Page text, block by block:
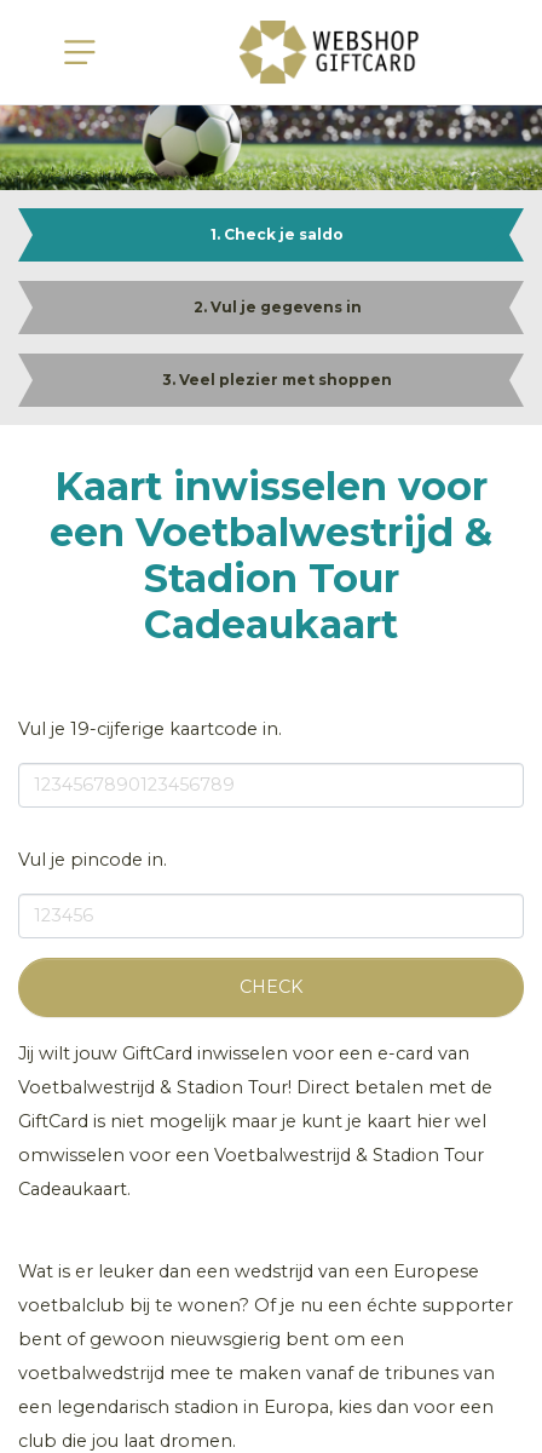
1. Check je saldo
2. Vul je gegevens in
3. Veel plezier met shoppen
Kaart inwisselen voor
een Voetbalwestrijd &
Stadion Tour
Cadeaukaart
Vul je 19-cijferige kaartcode in.
Vul je pincode in.
CHECK
Jij wilt jouw GiftCard inwisselen voor een e-card van
Voetbalwestrijd & Stadion Tour! Direct betalen met de
GiftCard is niet mogelijk maar je kunt je kaart hier wel
omwisselen voor een Voetbalwestrijd & Stadion Tour
Cadeaukaart.
Wat is er leuker dan een wedstrijd van een Europese
voetbalclub bij te wonen? Of je nu een échte supporter
bent of gewoon nieuwsgierig bent om een
voetbalwedstrijd mee te maken vanaf de tribunes van
een legendarisch stadion in Europa, kies dan voor een
club die jou laat dromen.